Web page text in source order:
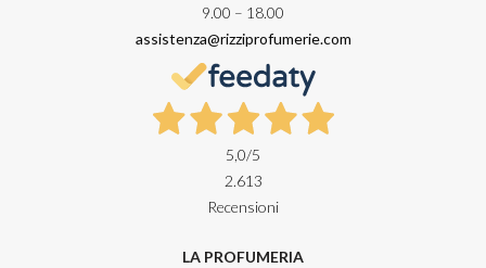
9.00 – 18.00
assistenza@rizziprofumerie.com
5,0/5
2.613
Recensioni
LA PROFUMERIA